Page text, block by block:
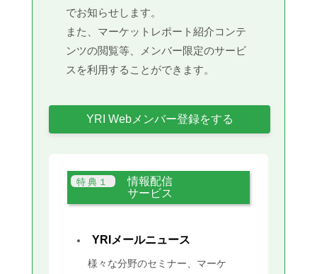
でお知らせします。
また、マーケットレポート紹介コンテ
ンツの閲覧等、メンバー限定のサービ
スを利用することができます。
YRI Webメンバー登録をする
情報配信
サービス
YRIメールニュース
様々な分野のセミナー、マーケ